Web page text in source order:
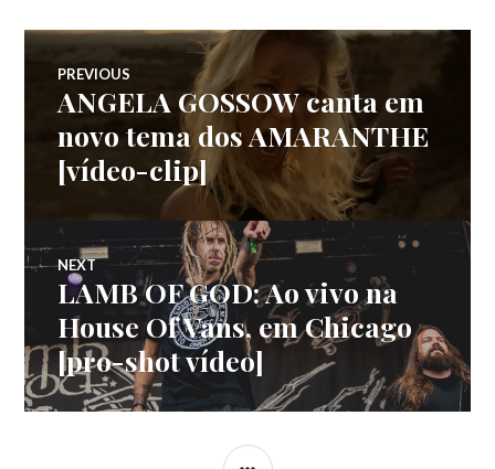
Navegação
de
artigos
PREVIOUS
Previous
ANGELA GOSSOW canta em
novo tema dos AMARANTHE
[vídeo-clip]
NEXT
Next
post:
LAMB OF GOD: Ao vivo na
House Of Vans, em Chicago
[pro-shot vídeo]
SIDEBAR